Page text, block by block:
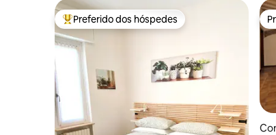
Entre os melhores preferidos dos hóspedes
Preferido dos hóspedes